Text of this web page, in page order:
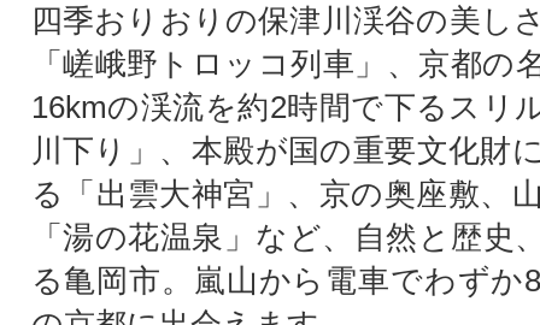
四季おりおりの保津川渓谷の美し
「嵯峨野トロッコ列車」、京都の
16kmの渓流を約2時間で下るスリ
川下り」、本殿が国の重要文化財
る「出雲大神宮」、京の奥座敷、
「湯の花温泉」など、自然と歴史
る亀岡市。嵐山から電車でわずか